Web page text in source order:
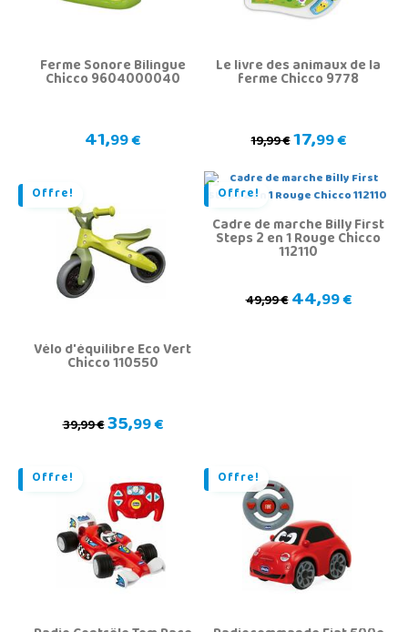
Ferme Sonore Bilingue
Chicco 9604000040
41,99 €
Le livre des animaux de la
ferme Chicco 9778
19,99 €17,99 €
Offre!
Vélo d'équilibre Eco Vert
Chicco 110550
39,99 €35,99 €
Offre!
Cadre de marche Billy First
Steps 2 en 1 Rouge Chicco
112110
49,99 €44,99 €
Offre! Offre!